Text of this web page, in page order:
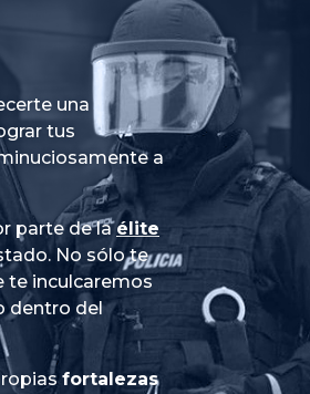
una
tus
a
parte de laélite
. No sólo te
te inculcaremos
dentro del
fortalezas